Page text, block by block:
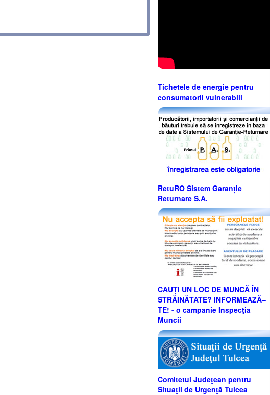
Tichetele de energie pentru
consumatorii vulnerabili
RetuRO Sistem Garanție
Returnare S.A.
CAUȚI UN LOC DE MUNCĂ ÎN
STRĂINĂTATE? INFORMEAZĂ–
TE! - o campanie Inspecţia
Muncii
Comitetul Judeţean pentru
Situaţii de Urgenţă Tulcea